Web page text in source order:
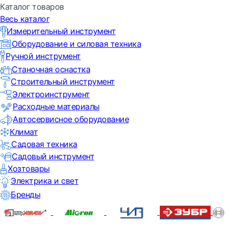
Каталог товаров
Весь каталог
Измерительный инструмент
Оборудование и силовая техника
Ручной инструмент
Станочная оснастка
Строительный инструмент
Электроинструмент
Расходные материалы
Автосервисное оборудование
Климат
Садовая техника
Садовый инструмент
Хозтовары
Электрика и свет
Бренды